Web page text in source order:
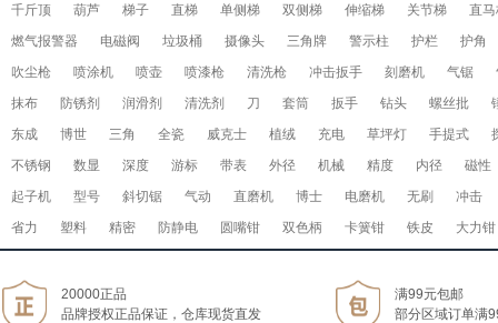
千斤顶
葫芦 梯子 直梯 单侧梯 双侧梯 伸缩梯 关节梯
直
燃气报警器
电磁阀 垃圾桶 摄像头 三角牌 警示柱 护栏
护角
吹尘枪
喷涂机 喷壶 喷漆枪 清洗枪 冲击扳手 刻磨机 气锯
抹布
防锈剂 润滑剂 清洗剂 刀 套筒 扳手 钻头 螺丝批
东成
博世 三角 全瓷 威克士 植绒 充电 草坪灯 手提式
不锈钢
数显 深度 游标 带表 外径 机械 精度 内径
磁性
起子机
型号 斜切锯 气动 直磨机 博士 电磨机 无刷
冲击
省力
塑料 精密 防静电 圆嘴钳 双色柄 卡簧钳 铁皮 大力钳
20000正品
品牌授权正品保证，仓库现货直发
满99元包邮
部分区域订单满